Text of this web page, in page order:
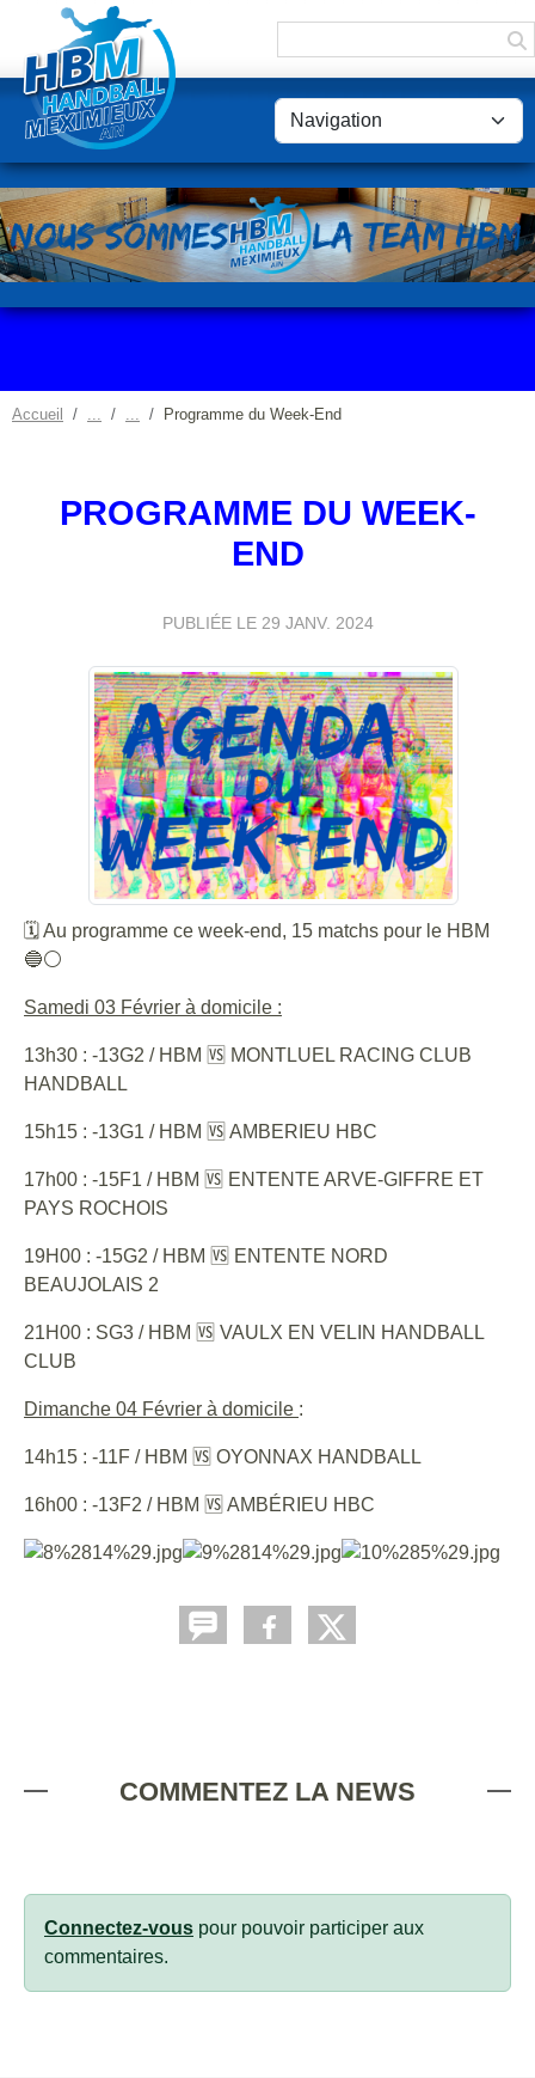
Accueil Programme du Week-End
PROGRAMME DU WEEK-
END
PUBLIÉE LE 29 JANV. 2024
🗓 Au programme ce week-end, 15 matchs pour le HBM
🔵⚪️
Samedi 03 Février à domicile :
13h30 : -13G2 / HBM 🆚 MONTLUEL RACING CLUB
HANDBALL
15h15 : -13G1 / HBM 🆚 AMBERIEU HBC
17h00 : -15F1 / HBM 🆚 ENTENTE ARVE-GIFFRE ET
PAYS ROCHOIS
19H00 : -15G2 / HBM 🆚 ENTENTE NORD
BEAUJOLAIS 2
21H00 : SG3 / HBM 🆚 VAULX EN VELIN HANDBALL
CLUB
Dimanche 04 Février à domicile :
14h15 : -11F / HBM 🆚 OYONNAX HANDBALL
16h00 : -13F2 / HBM 🆚 AMBÉRIEU HBC
COMMENTEZ LA NEWS
Connectez-vous pour pouvoir participer aux
commentaires.
Panneau de gestion des cookies